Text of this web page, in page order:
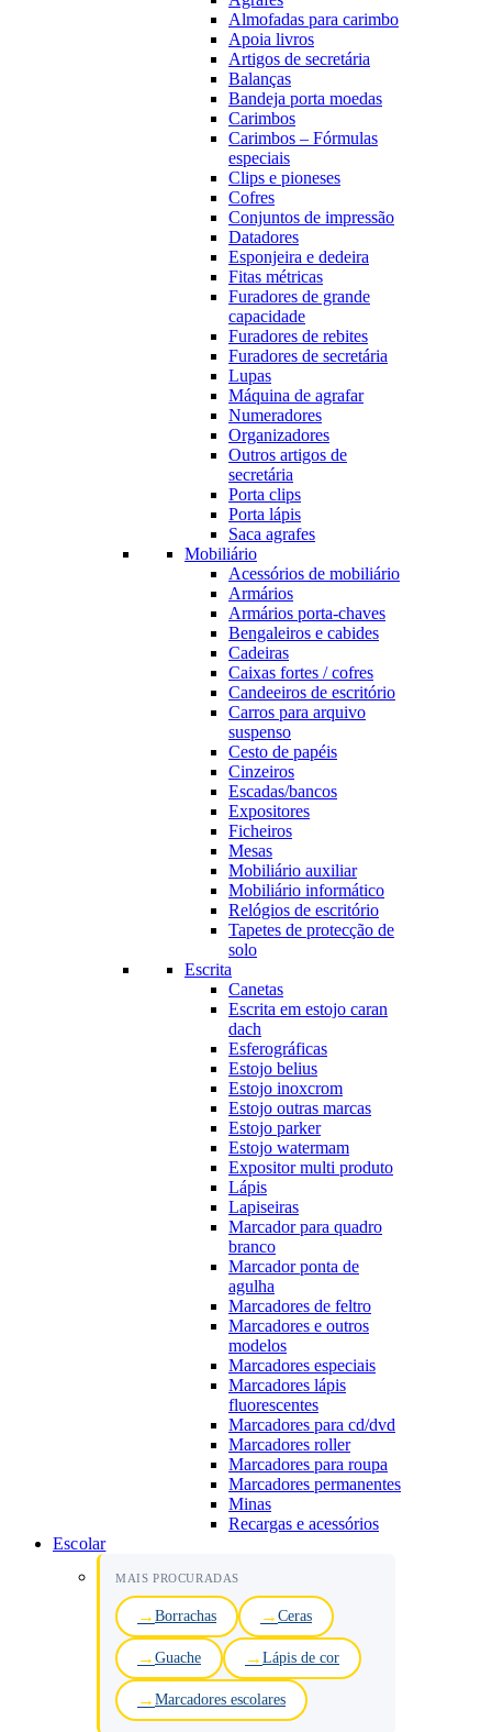
Almofadas para carimbo
Apoia livros
Artigos de secretária
Balanças
Bandeja porta moedas
Carimbos
Carimbos – Fórmulas
especiais
Clips e pioneses
Cofres
Conjuntos de impressão
Datadores
Esponjeira e dedeira
Fitas métricas
Furadores de grande
capacidade
Furadores de rebites
Furadores de secretária
Lupas
Máquina de agrafar
Numeradores
Organizadores
Outros artigos de
secretária
Porta clips
Porta lápis
Saca agrafes
Mobiliário
Acessórios de mobiliário
Armários
Armários porta-chaves
Bengaleiros e cabides
Cadeiras
Caixas fortes / cofres
Candeeiros de escritório
Carros para arquivo
suspenso
Cesto de papéis
Cinzeiros
Escadas/bancos
Expositores
Ficheiros
Mesas
Mobiliário auxiliar
Mobiliário informático
Relógios de escritório
Tapetes de protecção de
solo
Escrita
Canetas
Escrita em estojo caran
dach
Esferográficas
Estojo belius
Estojo inoxcrom
Estojo outras marcas
Estojo parker
Estojo watermam
Expositor multi produto
Lápis
Lapiseiras
Marcador para quadro
branco
Marcador ponta de
agulha
Marcadores de feltro
Marcadores e outros
modelos
Marcadores especiais
Marcadores lápis
fluorescentes
Marcadores para cd/dvd
Marcadores roller
Marcadores para roupa
Marcadores permanentes
Minas
Recargas e acessórios
Escolar
MAIS PROCURADAS
Borrachas Ceras
Guache Lápis de cor
Marcadores escolares